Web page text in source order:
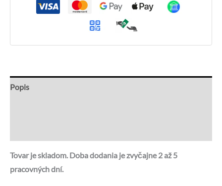
Popis
Tovar je skladom. Doba dodania je zvyčajne 2 až 5
pracovných dní.